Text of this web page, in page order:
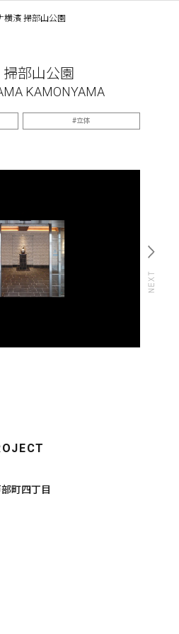
横濱 掃部山公園
部山公園
KAMONYAMA
立体
町四丁目